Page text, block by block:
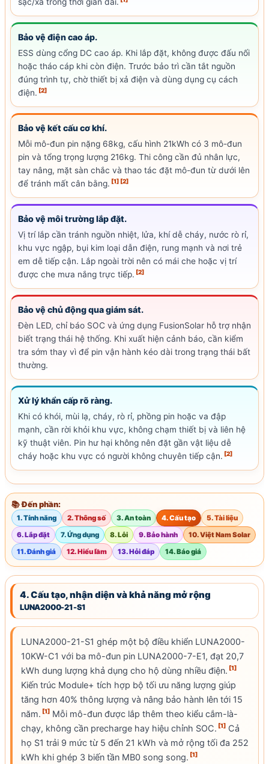
sạc/xả trong thời gian dài.
Bảo vệ điện cao áp.
ESS dùng cổng DC cao áp. Khi lắp đặt, không được đấu nối
hoặc tháo cáp khi còn điện. Trước bảo trì cần tắt nguồn
đúng trình tự, chờ thiết bị xả điện và dùng dụng cụ cách
điện. [2]
Bảo vệ kết cấu cơ khí.
Mỗi mô-đun pin nặng 68kg, cấu hình 21kWh có 3 mô-đun
pin và tổng trọng lượng 216kg. Thi công cần đủ nhân lực,
tay nâng, mặt sàn chắc và thao tác đặt mô-đun từ dưới lên
để tránh mất cân bằng. [1] [2]
Bảo vệ môi trường lắp đặt.
Vị trí lắp cần tránh nguồn nhiệt, lửa, khí dễ cháy, nước rò rỉ,
khu vực ngập, bụi kim loại dẫn điện, rung mạnh và nơi trẻ
em dễ tiếp cận. Lắp ngoài trời nên có mái che hoặc vị trí
được che mưa nắng trực tiếp. [2]
Bảo vệ chủ động qua giám sát.
Đèn LED, chỉ báo SOC và ứng dụng FusionSolar hỗ trợ nhận
biết trạng thái hệ thống. Khi xuất hiện cảnh báo, cần kiểm
tra sớm thay vì để pin vận hành kéo dài trong trạng thái bất
thường.
Xử lý khẩn cấp rõ ràng.
Khi có khói, mùi lạ, cháy, rò rỉ, phồng pin hoặc va đập
mạnh, cần rời khỏi khu vực, không chạm thiết bị và liên hệ
kỹ thuật viên. Pin hư hại không nên đặt gần vật liệu dễ
cháy hoặc khu vực có người không chuyên tiếp cận. [2]
📚 Đến phần:
1. Tính năng 2. Thông số 3. An toàn 4. Cấu tạo
5. Tài liệu
6. Lắp đặt
7. Ứng dụng 8. Lỗi 9. Bảo hành
10. Việt Nam Solar
11. Đánh giá
12. Hiểu lầm 13. Hỏi đáp 14. Báo giá
4. Cấu tạo, nhận diện và khả năng mở rộng
LUNA2000-21-S1
LUNA2000-21-S1 ghép một bộ điều khiển LUNA2000-
10KW-C1 với ba mô-đun pin LUNA2000-7-E1, đạt 20,7
kWh dung lượng khả dụng cho hộ dùng nhiều điện. [1]
Kiến trúc Module+ tích hợp bộ tối ưu năng lượng giúp
tăng hơn 40% thông lượng và nâng bảo hành lên tới 15
năm. [1] Mỗi mô-đun được lắp thêm theo kiểu cắm-là-
chạy, không cần precharge hay hiệu chỉnh SOC. [1] Cả
họ S1 trải 9 mức từ 5 đến 21 kWh và mở rộng tối đa 252
kWh khi ghép 3 biến tần MB0 song song. [1]